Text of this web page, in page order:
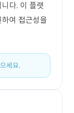
다. 이 플랫
여 접근성을
세요.